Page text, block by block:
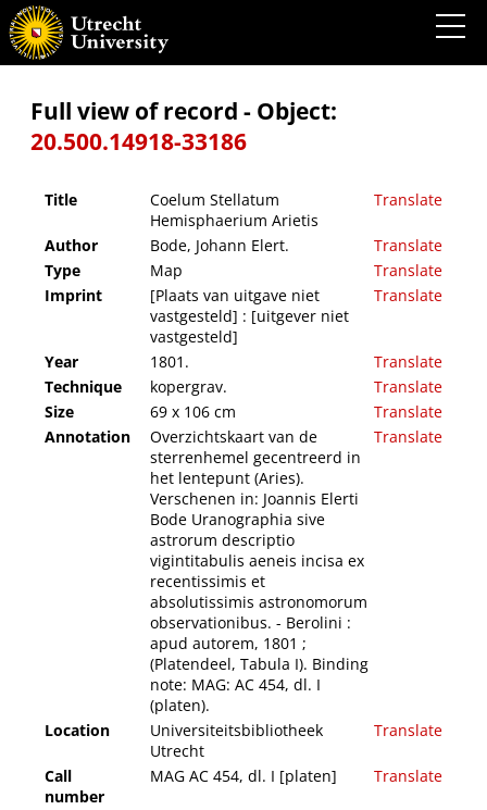
Coelum Stellatum Hemisphaerium Arietis
Full view of record - Object:
20.500.14918-33186
Title
Coelum Stellatum
Hemisphaerium Arietis
Translate
Author Bode, Johann Elert.
Translate
Type
Map
Translate
Imprint
[Plaats van uitgave niet
vastgesteld] : [uitgever niet
vastgesteld]
Translate
Year 1801.
Translate
Technique
kopergrav.
Translate
Size
69 x 106 cm
Translate
Annotation
Overzichtskaart van de
sterrenhemel gecentreerd in
het lentepunt (Aries).
Verschenen in: Joannis Elerti
Bode Uranographia sive
astrorum descriptio
vigintitabulis aeneis incisa ex
recentissimis et
absolutissimis astronomorum
observationibus. - Berolini :
apud autorem, 1801 ;
(Platendeel, Tabula I). Binding
note: MAG: AC 454, dl. I
(platen).
Translate
Location
Universiteitsbibliotheek
Utrecht
Translate
Call
number
MAG AC 454, dl. I [platen] Translate